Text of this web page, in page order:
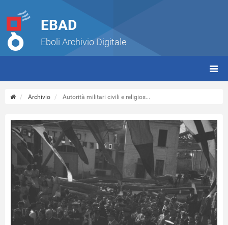
EBAD
Eboli Archivio Digitale
Archivio Autorità militari civili e religios...